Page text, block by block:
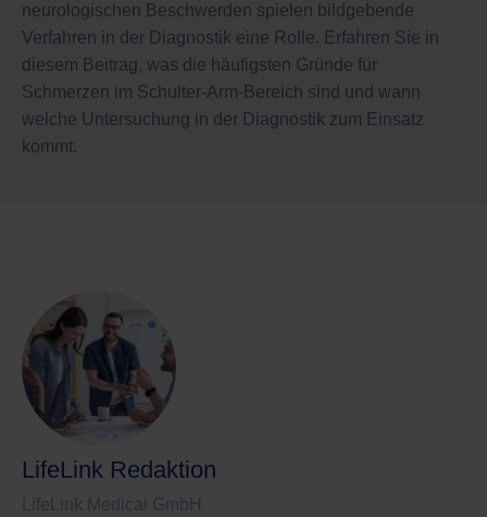
neurologischen Beschwerden spielen bildgebende
Verfahren in der Diagnostik eine Rolle. Erfahren Sie in
diesem Beitrag, was die häufigsten Gründe für
Schmerzen im Schulter-Arm-Bereich sind und wann
welche Untersuchung in der Diagnostik zum Einsatz
kommt.
LifeLink Redaktion